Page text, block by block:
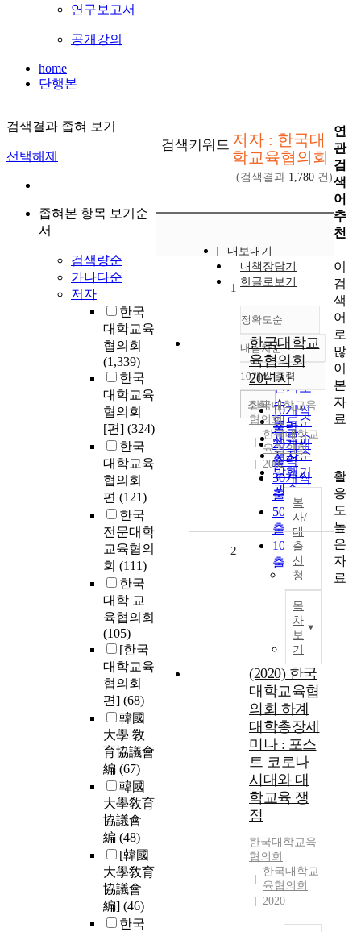
연구보고서
공개강의
home
단행본
검색결과 좁혀 보기
선택해제
좁혀본 항목 보기순
서
검색량순
가나다순
저자
한국
대학교육
협의회
(1,339)
한국
대학교육
협의회
[편] (324)
한국
대학교육
협의회
편 (121)
한국
전문대학
교육협의
회 (111)
한국
대학 교
육협의회
(105)
[한국
대학교육
협의회
편] (68)
韓國
大學 敎
育協議會
編 (67)
韓國
大學敎育
協議會
編 (48)
[韓國
大學敎育
協議會
編] (46)
한국
검색키워드 저자 : 한국대
학교육협의회
(검색결과 1,780 건)
내보내기
내책장담기
한글로보기
정확도순
정확도
순
인기도
순
연도순
제목순
저자순
발행기
관순
내림차순
내림차순
10개씩 출력
10개씩
출력
20개씩
출력
30개씩
출력
50개씩
출력
100개씩
출력
조회
1
한국대학교
육협의회
20년사
한국대학교육
협의회
한국대학교
육협의회
2002
복
사/
대
출
신
청
목
차
보
기
2
(2020) 한국
대학교육협
의회 하계
대학총장세
미나 : 포스
트 코로나
시대와 대
학교육 쟁
점
한국대학교육
협의회
한국대학교
육협의회
2020
연
관
검
색
어
추
천
이
검
색
어
로
많
이
본
자
료
활
용
도
높
은
자
료